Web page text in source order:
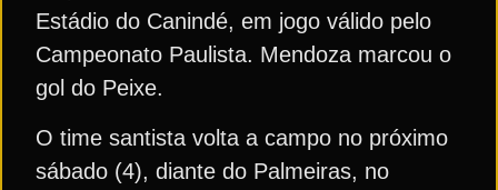
Estádio do Canindé, em jogo válido pelo
Campeonato Paulista. Mendoza marcou o
gol do Peixe.
O time santista volta a campo no próximo
sábado (4), diante do Palmeiras, no